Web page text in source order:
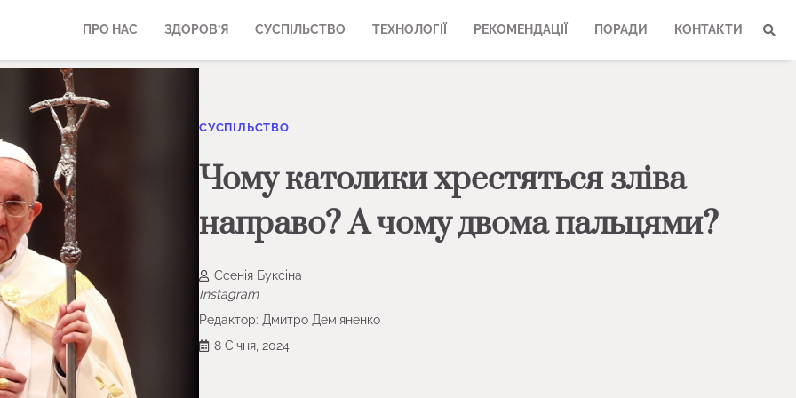
ПРО НАС ЗДОРОВ’Я СУСПІЛЬСТВО ТЕХНОЛОГІЇ РЕКОМЕНДАЦІЇ ПОРАДИ КОНТАКТИ
СУСПІЛЬСТВО
Чому католики хрестяться зліва
направо? А чому двома пальцями?
Єсенія Буксіна
Instagram
Редактор: Дмитро Дем'яненко
8 Січня, 2024